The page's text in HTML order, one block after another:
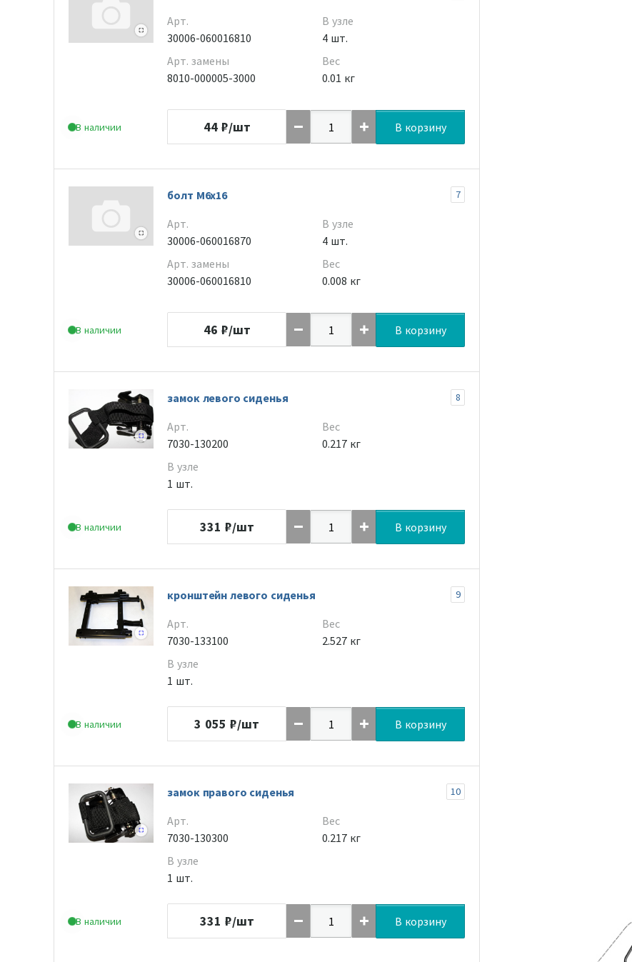
В наличии
Арт.
30006-060016810
Арт. замены
8010-000005-3000
В узле
4 шт.
Вес
0.01 кг
44 ₽/шт В корзину
В наличии
болт M6x16 7
Арт.
30006-060016870
Арт. замены
30006-060016810
В узле
4 шт.
Вес
0.008 кг
46 ₽/шт В корзину
В наличии
замок левого сиденья 8
Арт.
7030-130200
В узле
1 шт.
Вес
0.217 кг
331 ₽/шт В корзину
В наличии
кронштейн левого сиденья 9
Арт.
7030-133100
В узле
1 шт.
Вес
2.527 кг
3 055 ₽/шт В корзину
В наличии
замок правого сиденья 10
Арт.
7030-130300
В узле
1 шт.
Вес
0.217 кг
331 ₽/шт В корзину